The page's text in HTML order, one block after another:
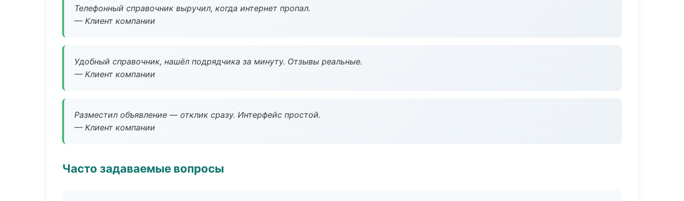
Телефонный справочник выручил, когда интернет пропал.
— Клиент компании
Удобный справочник, нашёл подрядчика за минуту. Отзывы реальные.
— Клиент компании
Разместил объявление — отклик сразу. Интерфейс простой.
— Клиент компании
Часто задаваемые вопросы